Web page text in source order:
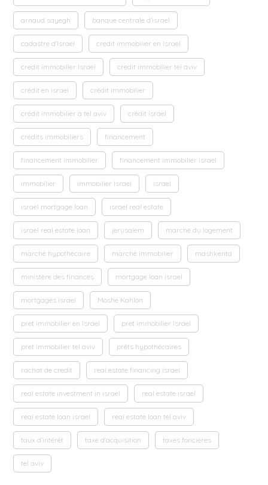
arnaud sayegh banque centrale d'israel
cadastre d'Israël credit immobilier en Israel
credit immobilier Israel credit immobilier tel aviv
crédit en israel crédit immobilier
crédit immobilier à tel aviv crédit israel
crédits immobiliers financement
financement immobilier financement immobilier israel
immobilier immobilier Israel israel
israel mortgage loan israel real estate
israel real estate loan jerusalem marché du logement
marché hypothécaire marché immobilier mashkenta
ministère des finances mortgage loan israel
mortgages israel Moshe Kahlon
pret immobilier en Israel pret immobilier Israel
pret immobilier tel aviv prêts hypothécaires
rachat de credit real estate financing israel
real estate investment in israel real estate israel
real estate loan israel real estate loan tel aviv
taux d'intérêt taxe d'acquisition taxes foncières
tel aviv